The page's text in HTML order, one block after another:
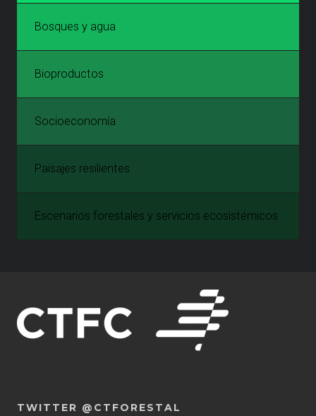
Bosques y agua
Bioproductos
Socioeconomía
Paisajes resilientes
Escenarios forestales y servicios ecosistémicos
TWITTER @CTFORESTAL